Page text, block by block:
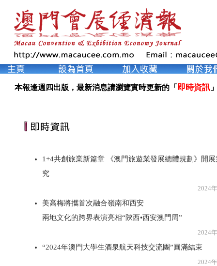
本報逢週四出版，最新消息請瀏覽實時更新的「 即時資訊
1+4共創旅業新篇章 《澳門旅遊業發展總體規劃》開
究
2024年8月20
美高梅將攜首次融合嶺南和西安
兩地文化的跨界表演亮相“陝西•西安澳門周”
2024年8月20
“2024年澳門大學生酒泉航天科技交流團”圓滿結束
2024年8月19